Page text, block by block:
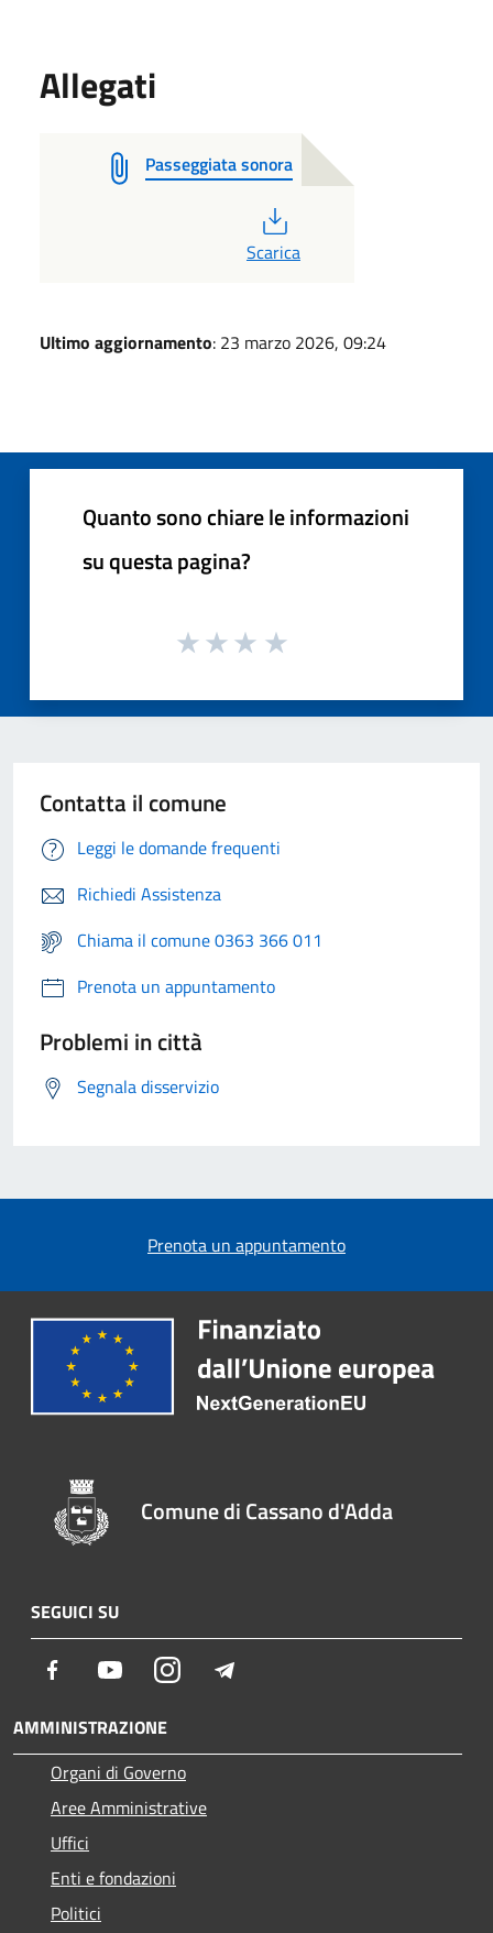
Allegati
Passeggiata sonora
Scarica
Ultimo aggiornamento: 23 marzo 2026, 09:24
Quanto sono chiare le informazioni
su questa pagina?
Contatta il comune
Leggi le domande frequenti
Richiedi Assistenza
Chiama il comune 0363 366 011
Prenota un appuntamento
Problemi in città
Segnala disservizio
Prenota un appuntamento
Comune di Cassano d'Adda
SEGUICI SU
Facebook YoutubeInstagram
AMMINISTRAZIONE
Organi di Governo
Aree Amministrative
Uffici
Enti e fondazioni
Politici